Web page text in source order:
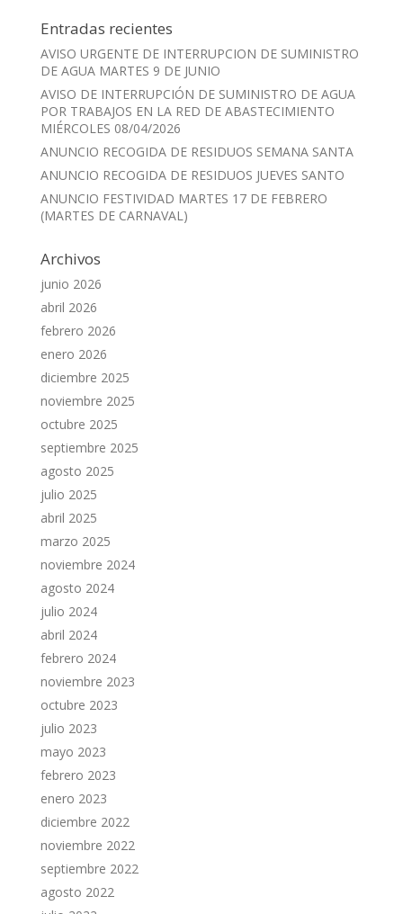
Entradas recientes
AVISO URGENTE DE INTERRUPCION DE SUMINISTRO
DE AGUA MARTES 9 DE JUNIO
AVISO DE INTERRUPCIÓN DE SUMINISTRO DE AGUA
POR TRABAJOS EN LA RED DE ABASTECIMIENTO
MIÉRCOLES 08/04/2026
ANUNCIO RECOGIDA DE RESIDUOS SEMANA SANTA
ANUNCIO RECOGIDA DE RESIDUOS JUEVES SANTO
ANUNCIO FESTIVIDAD MARTES 17 DE FEBRERO
(MARTES DE CARNAVAL)
Archivos
junio 2026
abril 2026
febrero 2026
enero 2026
diciembre 2025
noviembre 2025
octubre 2025
septiembre 2025
agosto 2025
julio 2025
abril 2025
marzo 2025
noviembre 2024
agosto 2024
julio 2024
abril 2024
febrero 2024
noviembre 2023
octubre 2023
julio 2023
mayo 2023
febrero 2023
enero 2023
diciembre 2022
noviembre 2022
septiembre 2022
agosto 2022